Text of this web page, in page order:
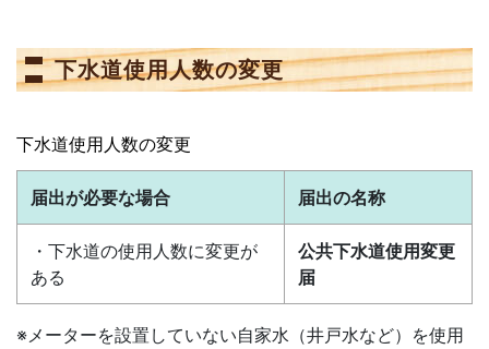
下水道使用人数の変更
下水道使用人数の変更
届出が必要な場合 届出の名称
・下水道の使用人数に変更が
ある
公共下水道使用変更
届
※メーターを設置していない自家水（井戸水など）を使用